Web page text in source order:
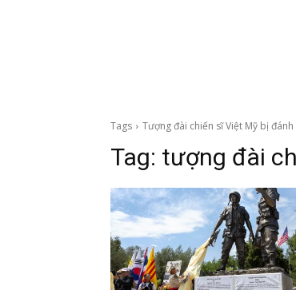
Tags Tượng đài chiến sĩ Việt Mỹ bị đánh
Tag: tượng đài